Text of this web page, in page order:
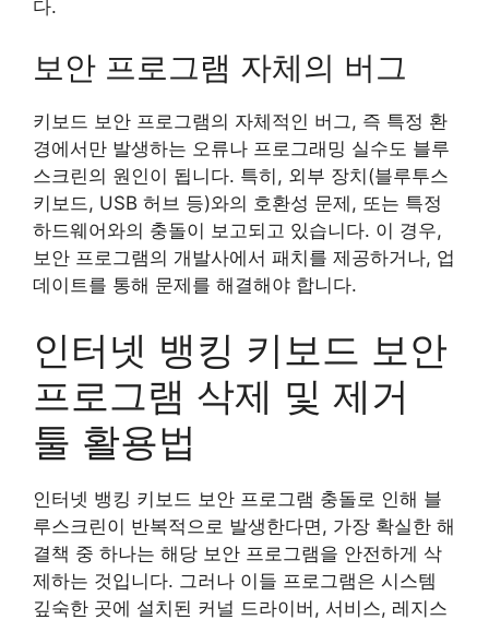
다.
보안 프로그램 자체의 버그
키보드 보안 프로그램의 자체적인 버그, 즉 특정 환
경에서만 발생하는 오류나 프로그래밍 실수도 블루
스크린의 원인이 됩니다. 특히, 외부 장치(블루투스
키보드, USB 허브 등)와의 호환성 문제, 또는 특정
하드웨어와의 충돌이 보고되고 있습니다. 이 경우,
보안 프로그램의 개발사에서 패치를 제공하거나, 업
데이트를 통해 문제를 해결해야 합니다.
인터넷 뱅킹 키보드 보안
프로그램 삭제 및 제거
툴 활용법
인터넷 뱅킹 키보드 보안 프로그램 충돌로 인해 블
루스크린이 반복적으로 발생한다면, 가장 확실한 해
결책 중 하나는 해당 보안 프로그램을 안전하게 삭
제하는 것입니다. 그러나 이들 프로그램은 시스템
깊숙한 곳에 설치된 커널 드라이버, 서비스, 레지스